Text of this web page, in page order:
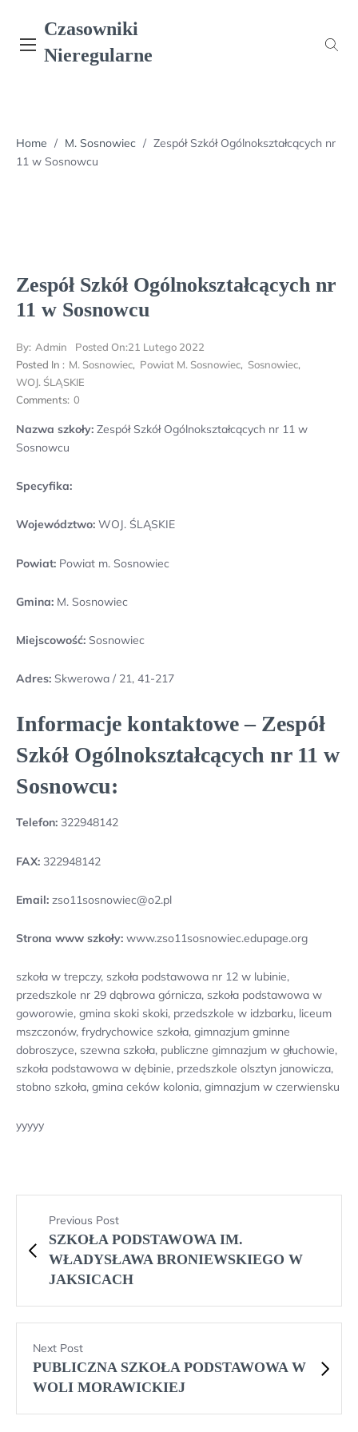
content
Czasowniki
Nieregularne
Home / M. Sosnowiec / Zespół Szkół Ogólnokształcących nr
11 w Sosnowcu
Zespół Szkół Ogólnokształcących nr
11 w Sosnowcu
By: Admin Posted On:21 Lutego 2022
Posted In : M. Sosnowiec, Powiat M. Sosnowiec, Sosnowiec,
WOJ. ŚLĄSKIE
Comments: 0
Nazwa szkoły: Zespół Szkół Ogólnokształcących nr 11 w
Sosnowcu
Specyfika:
Województwo: WOJ. ŚLĄSKIE
Powiat: Powiat m. Sosnowiec
Gmina: M. Sosnowiec
Miejscowość: Sosnowiec
Adres: Skwerowa / 21, 41-217
Informacje kontaktowe – Zespół
Szkół Ogólnokształcących nr 11 w
Sosnowcu:
Telefon: 322948142
FAX: 322948142
Email: zso11sosnowiec@o2.pl
Strona www szkoły: www.zso11sosnowiec.edupage.org
szkoła w trepczy, szkoła podstawowa nr 12 w lubinie,
przedszkole nr 29 dąbrowa górnicza, szkoła podstawowa w
goworowie, gmina skoki skoki, przedszkole w idzbarku, liceum
mszczonów, frydrychowice szkoła, gimnazjum gminne
dobroszyce, szewna szkoła, publiczne gimnazjum w głuchowie,
szkoła podstawowa w dębinie, przedszkole olsztyn janowicza,
stobno szkoła, gmina ceków kolonia, gimnazjum w czerwiensku
yyyyy
Previous Post
SZKOŁA PODSTAWOWA IM.
WŁADYSŁAWA BRONIEWSKIEGO W
JAKSICACH
Next Post
PUBLICZNA SZKOŁA PODSTAWOWA W
WOLI MORAWICKIEJ